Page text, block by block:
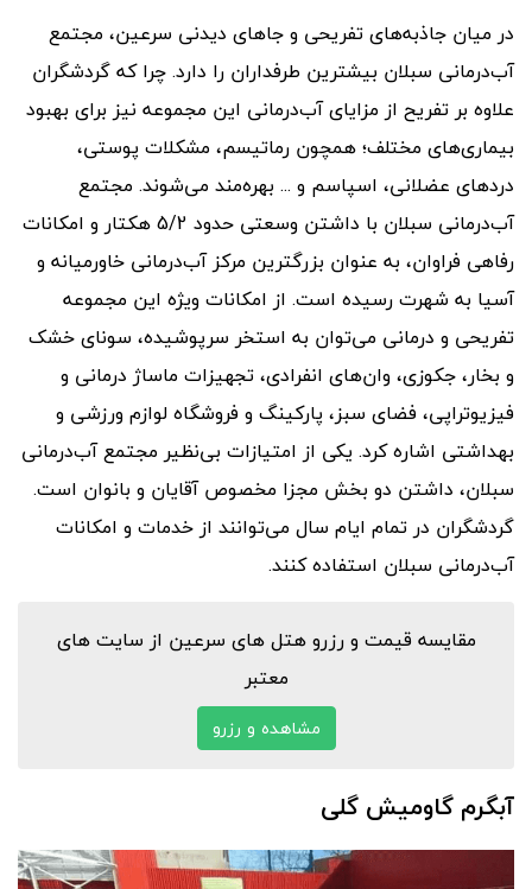
در میان جاذبه‌های تفریحی و جاهای دیدنی سرعین، مجتمع
آب‌درمانی سبلان بیشترین طرفداران را دارد. چرا که گردشگران
علاوه بر تفریح از مزایای آب‌درمانی این مجموعه نیز برای بهبود
بیماری‌های مختلف؛ همچون رماتیسم، مشکلات پوستی،
درد‌های عضلانی، اسپاسم و ... بهره‌مند می‌شوند. مجتمع
آب‌درمانی سبلان با داشتن وسعتی حدود 5/2 هکتار و امکانات
رفاهی فراوان، به عنوان بزرگترین مرکز آب‌درمانی خاورمیانه و
آسیا به شهرت رسیده است. از امکانات ویژه این مجموعه
تفریحی و درمانی می‌توان به استخر سرپوشیده، سونای خشک
و بخار، جکوزی، وان‌های انفرادی، تجهیزات ماساژ درمانی و
فیزیوتراپی، فضای سبز، پارکینگ و فروشگاه لوازم ورزشی و
بهداشتی اشاره کرد. یکی از امتیازات بی‌نظیر مجتمع آب‌درمانی
سبلان، داشتن دو بخش مجزا مخصوص آقایان و بانوان است.
گردشگران در تمام ایام سال می‌توانند از خدمات و امکانات
آب‌درمانی سبلان استفاده کنند.
مقایسه قیمت و رزرو هتل های سرعین از سایت های
معتبر
مشاهده و رزرو
آبگرم گاومیش گلی